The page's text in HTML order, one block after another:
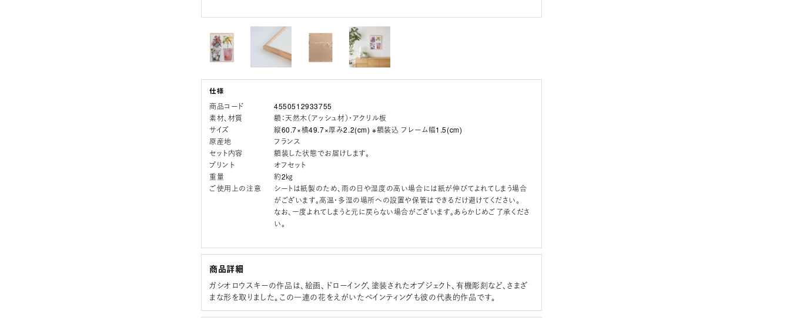
商品コード
4550512933755
素材、材質
額：天然木（アッシュ材）・アクリル板
サイズ
縦60.7×横49.7×厚み2.2(cm) ※額装込 フレーム幅1.5(cm)
原産地
フランス
セット内容
額装した状態でお届けします。
プリント
オフセット
重量
約2㎏
ご使用上の注意
シートは紙製のため、雨の日や湿度の高い場合には紙が伸びてよれてしまう場合
がございます。高温・多湿の場所への設置や保管はできるだけ避けてください。
なお、一度よれてしまうと元に戻らない場合がございます。あらかじめご了承くださ
い。
商品詳細
ガシオロウスキーの作品は、絵画、ドローイング、塗装されたオブジェクト、有機彫刻など、さまざ
まな形を取りました。この一連の花をえがいたペインティングも彼の代表的作品です。